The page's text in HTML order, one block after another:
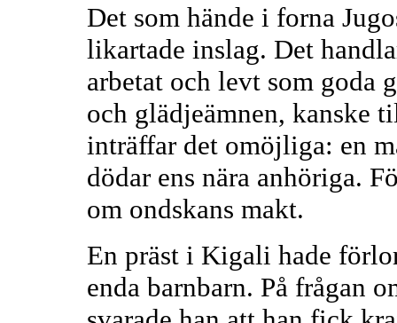
Det som hände i forna
likartade inslag. Det
arbetat och levt som goda
och glädjeämnen, kanske
inträffar det omöjliga: en
dödar ens nära anhöriga.
om ondskans makt.
En präst i Kigali hade
enda barnbarn. På frågan